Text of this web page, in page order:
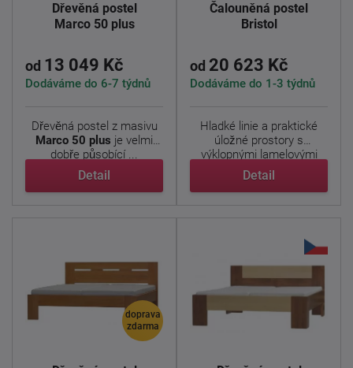
Dřevěná postel
Marco 50 plus
od 13 049 Kč
Dodáváme do 6-7 týdnů
Dřevěná postel z masivu
Marco 50 plus je velmi
dobře působící ...
Detail
Čalouněná postel
Bristol
od 20 623 Kč
Dodáváme do 1-3 týdnů
Hladké linie a praktické
úložné prostory s
výklopnými lamelovými
rošty ...
Detail
doprava
zdarma